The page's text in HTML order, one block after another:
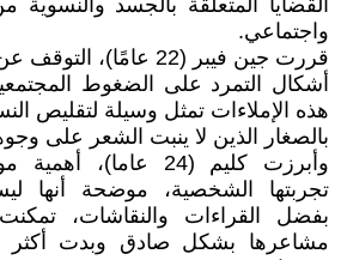
القضايا المتعلقة بالجسد
واجتماعي.
قررت جين فيبر (22
أشكال التمرد على الضغوط
هذه الإملاءات تمثل وسيلة لتقليص
بالصغار الذين لا ينبت الشعر على
وأبرزت كليم (24
تجربتها الشخصية، موضحة أنها
بفضل القراءات والنقاشات،
مشاعرها بشكل صادق وبدت أكثر